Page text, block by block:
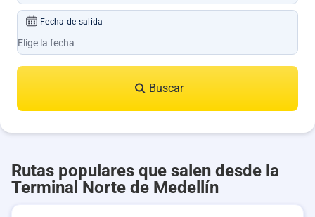
Fecha de salida
Buscar
Rutas populares que salen desde la
Terminal Norte de Medellín